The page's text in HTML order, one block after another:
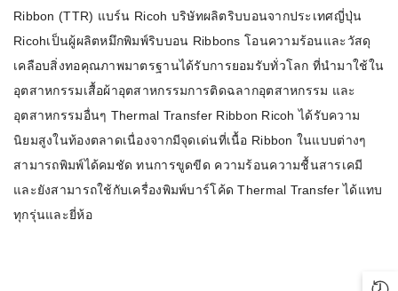
Ribbon (TTR) แบร์น Ricoh บริษัทผลิตริบบอนจากประเทศญี่ปุ่น
Ricohเป็นผู้ผลิตหมึกพิมพ์ริบบอน Ribbons โอนความร้อนและวัสดุ
เคลือบสิ่งทอคุณภาพมาตรฐานได้รับการยอมรับทั่วโลก ที่นำมาใช้ใน
อุตสาหกรรมเสื้อผ้าอุตสาหกรรมการติดฉลากอุตสาหกรรม และ
อุตสาหกรรมอื่นๆ Thermal Transfer Ribbon Ricoh ได้รับความ
นิยมสูงในท้องตลาดเนื่องจากมีจุดเด่นที่เนื้อ Ribbon ในแบบต่างๆ
สามารถพิมพ์ได้คมชัด ทนการขูดขีด ความร้อนความชื้นสารเคมี
และยังสามารถใช้กับเครื่องพิมพ์บาร์โค้ด Thermal Transfer ได้แทบ
ทุกรุ่นและยี่ห้อ